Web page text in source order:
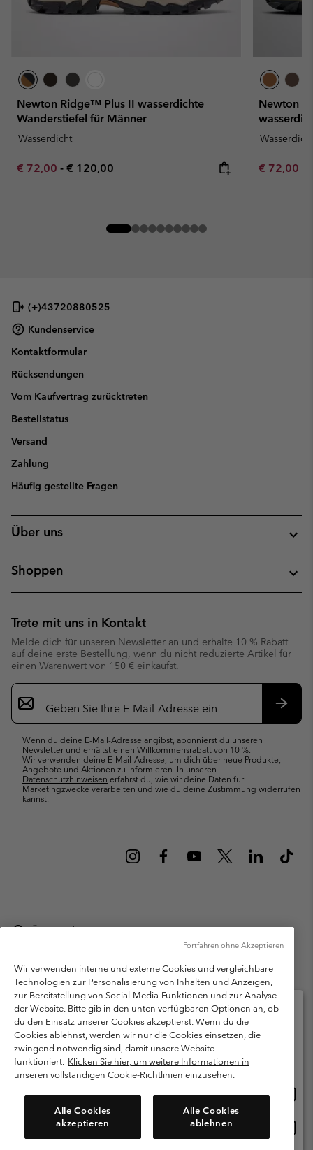
Newton Ridge™ Plus II wasserdichte
Wanderstiefel für Männer
Wasserdicht
Minimum sale price:
€ 72,00 - Maximum price:
€ 120,00
Newton
Wasserdicht
Minimum
€ 72,00
(+)43720880525
Kundenservice
Kontaktformular
Rücksendungen
Vom Kaufvertrag zurücktreten
Bestellstatus
Versand
Zahlung
Häufig gestellte Fragen
Über uns
Shoppen
Trete mit uns in Kontakt
Melde dich für unseren Newsletter an und erhalte 10 % Rabatt
auf deine erste Bestellung, wenn du nicht reduzierte Artikel für
einen Warenwert von 150 € einkaufst.
Newsletter-
Anmeldung
Wenn du deine E-Mail-Adresse angibst, abonnierst du unseren
Newsletter und erhältst einen Willkommensrabatt von 10 %.
Wir verwenden deine E-Mail-Adresse, um dich über neue Produkte,
Angebote und Aktionen zu informieren. In unseren
Datenschutzhinweisen erfährst du, wie wir deine Daten für
Marketingzwecke verarbeiten und wie du deine Zustimmung widerrufen
kannst.
Österreich
Columbia Sportswear Austria GmbH. Moosfeldstraße 1, 5101
Bergheim, Salzburg Österreich. Alle Rechte vorbehalten.
Nutzungsbedingungen
Allgemeine Verkaufsbedingungen
Garantie
Datenschutzerklärung
Bestimmungen und Bedingungen des Mitglieder Programms
Nutzungsbedingungen Für Nutzergenerierte Inhalte
Cookies
Kundenservice: Mo- Fr. 9:00 - 13:00 & 14:00- 18:00 Uhr
(+)43720880525
Wir verwenden interne und externe Cookies und vergleichbare
Technologien zur Personalisierung von Inhalten und Anzeigen,
zur Bereitstellung von Social-Media-Funktionen und zur Analyse
der Website. Bitte gib in den unten verfügbaren Optionen an, ob
du den Einsatz unserer Cookies akzeptierst. Wenn du die
Cookies ablehnst, werden wir nur die Cookies einsetzen, die
zwingend notwendig sind, damit unsere Website
funktioniert. Klicken Sie hier, um weitere Informationen in
unseren vollständigen Cookie-Richtlinien einzusehen.
Alle Cookies
akzeptieren
Alle Cookies
ablehnen
Fortfahren ohne Akzeptieren
Bitte wählen Sie Ihr Lieferland und Ihre Sprache
Online-Einkauf verfügbar
Österreich